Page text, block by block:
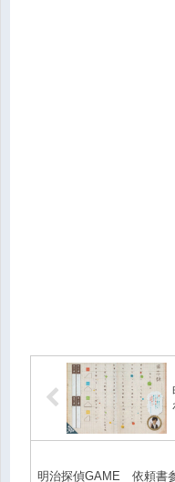
明治探偵GAME 依頼書